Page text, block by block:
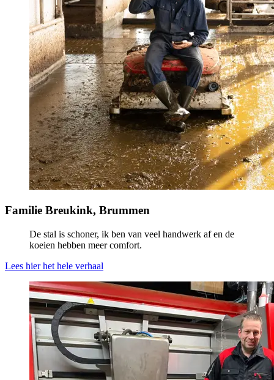
Familie Breukink, Brummen
De stal is schoner, ik ben van veel handwerk af en de
koeien hebben meer comfort.
Lees hier het hele verhaal